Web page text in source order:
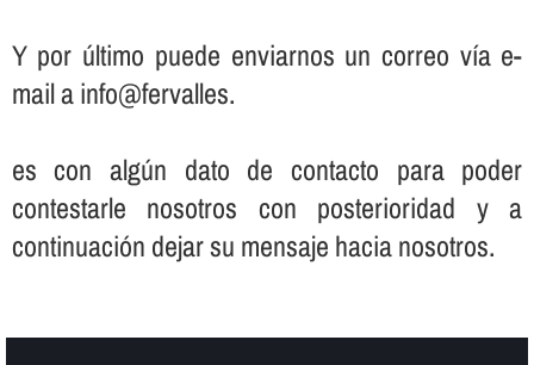
Y por último puede enviarnos un correo ví­a e-
mail a info@fervalles.
es con algún dato de contacto para poder
contestarle nosotros con posterioridad y a
continuación dejar su mensaje hacia nosotros.